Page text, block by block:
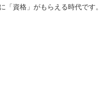
「資格」 がもらえる時代です。